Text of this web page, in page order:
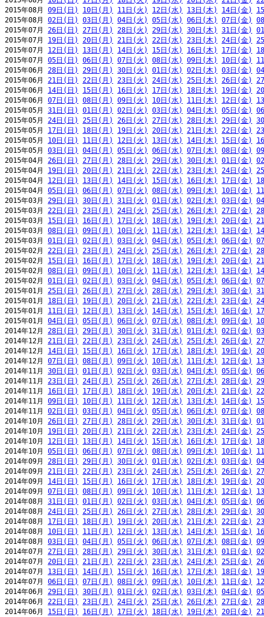
2015年08月 09日(日) 10日(月) 11日(火) 12日(水) 13日(木) 14日(金)
2015年08月 02日(日) 03日(月) 04日(火) 05日(水) 06日(木) 07日(金)
2015年07月 26日(日) 27日(月) 28日(火) 29日(水) 30日(木) 31日(金)
2015年07月 19日(日) 20日(月) 21日(火) 22日(水) 23日(木) 24日(金)
2015年07月 12日(日) 13日(月) 14日(火) 15日(水) 16日(木) 17日(金)
2015年07月 05日(日) 06日(月) 07日(火) 08日(水) 09日(木) 10日(金)
2015年06月 28日(日) 29日(月) 30日(火) 01日(水) 02日(木) 03日(金)
2015年06月 21日(日) 22日(月) 23日(火) 24日(水) 25日(木) 26日(金)
2015年06月 14日(日) 15日(月) 16日(火) 17日(水) 18日(木) 19日(金)
2015年06月 07日(日) 08日(月) 09日(火) 10日(水) 11日(木) 12日(金)
2015年05月 31日(日) 01日(月) 02日(火) 03日(水) 04日(木) 05日(金)
2015年05月 24日(日) 25日(月) 26日(火) 27日(水) 28日(木) 29日(金)
2015年05月 17日(日) 18日(月) 19日(火) 20日(水) 21日(木) 22日(金)
2015年05月 10日(日) 11日(月) 12日(火) 13日(水) 14日(木) 15日(金)
2015年05月 03日(日) 04日(月) 05日(火) 06日(水) 07日(木) 08日(金)
2015年04月 26日(日) 27日(月) 28日(火) 29日(水) 30日(木) 01日(金)
2015年04月 19日(日) 20日(月) 21日(火) 22日(水) 23日(木) 24日(金)
2015年04月 12日(日) 13日(月) 14日(火) 15日(水) 16日(木) 17日(金)
2015年04月 05日(日) 06日(月) 07日(火) 08日(水) 09日(木) 10日(金)
2015年03月 29日(日) 30日(月) 31日(火) 01日(水) 02日(木) 03日(金)
2015年03月 22日(日) 23日(月) 24日(火) 25日(水) 26日(木) 27日(金)
2015年03月 15日(日) 16日(月) 17日(火) 18日(水) 19日(木) 20日(金)
2015年03月 08日(日) 09日(月) 10日(火) 11日(水) 12日(木) 13日(金)
2015年03月 01日(日) 02日(月) 03日(火) 04日(水) 05日(木) 06日(金)
2015年02月 22日(日) 23日(月) 24日(火) 25日(水) 26日(木) 27日(金)
2015年02月 15日(日) 16日(月) 17日(火) 18日(水) 19日(木) 20日(金)
2015年02月 08日(日) 09日(月) 10日(火) 11日(水) 12日(木) 13日(金)
2015年02月 01日(日) 02日(月) 03日(火) 04日(水) 05日(木) 06日(金)
2015年01月 25日(日) 26日(月) 27日(火) 28日(水) 29日(木) 30日(金)
2015年01月 18日(日) 19日(月) 20日(火) 21日(水) 22日(木) 23日(金)
2015年01月 11日(日) 12日(月) 13日(火) 14日(水) 15日(木) 16日(金)
2015年01月 04日(日) 05日(月) 06日(火) 07日(水) 08日(木) 09日(金)
2014年12月 28日(日) 29日(月) 30日(火) 31日(水) 01日(木) 02日(金)
2014年12月 21日(日) 22日(月) 23日(火) 24日(水) 25日(木) 26日(金)
2014年12月 14日(日) 15日(月) 16日(火) 17日(水) 18日(木) 19日(金)
2014年12月 07日(日) 08日(月) 09日(火) 10日(水) 11日(木) 12日(金)
2014年11月 30日(日) 01日(月) 02日(火) 03日(水) 04日(木) 05日(金)
2014年11月 23日(日) 24日(月) 25日(火) 26日(水) 27日(木) 28日(金)
2014年11月 16日(日) 17日(月) 18日(火) 19日(水) 20日(木) 21日(金)
2014年11月 09日(日) 10日(月) 11日(火) 12日(水) 13日(木) 14日(金)
2014年11月 02日(日) 03日(月) 04日(火) 05日(水) 06日(木) 07日(金)
2014年10月 26日(日) 27日(月) 28日(火) 29日(水) 30日(木) 31日(金)
2014年10月 19日(日) 20日(月) 21日(火) 22日(水) 23日(木) 24日(金)
2014年10月 12日(日) 13日(月) 14日(火) 15日(水) 16日(木) 17日(金)
2014年10月 05日(日) 06日(月) 07日(火) 08日(水) 09日(木) 10日(金)
2014年09月 28日(日) 29日(月) 30日(火) 01日(水) 02日(木) 03日(金)
2014年09月 21日(日) 22日(月) 23日(火) 24日(水) 25日(木) 26日(金)
2014年09月 14日(日) 15日(月) 16日(火) 17日(水) 18日(木) 19日(金)
2014年09月 07日(日) 08日(月) 09日(火) 10日(水) 11日(木) 12日(金)
2014年08月 31日(日) 01日(月) 02日(火) 03日(水) 04日(木) 05日(金)
2014年08月 24日(日) 25日(月) 26日(火) 27日(水) 28日(木) 29日(金)
2014年08月 17日(日) 18日(月) 19日(火) 20日(水) 21日(木) 22日(金)
2014年08月 10日(日) 11日(月) 12日(火) 13日(水) 14日(木) 15日(金)
2014年08月 03日(日) 04日(月) 05日(火) 06日(水) 07日(木) 08日(金)
2014年07月 27日(日) 28日(月) 29日(火) 30日(水) 31日(木) 01日(金)
2014年07月 20日(日) 21日(月) 22日(火) 23日(水) 24日(木) 25日(金)
2014年07月 13日(日) 14日(月) 15日(火) 16日(水) 17日(木) 18日(金)
2014年07月 06日(日) 07日(月) 08日(火) 09日(水) 10日(木) 11日(金)
2014年06月 29日(日) 30日(月) 01日(火) 02日(水) 03日(木) 04日(金)
2014年06月 22日(日) 23日(月) 24日(火) 25日(水) 26日(木) 27日(金)
2014年06月 15日(日) 16日(月) 17日(火) 18日(水) 19日(木) 20日(金)